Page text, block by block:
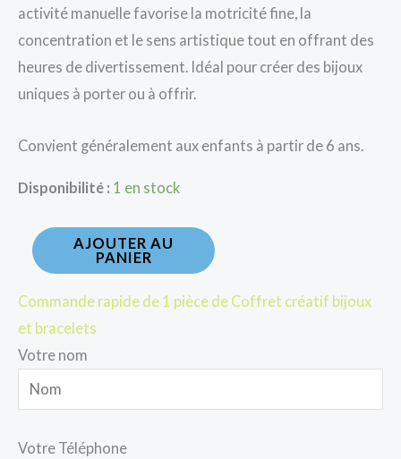
activité manuelle favorise la motricité fine, la
concentration et le sens artistique tout en offrant des
heures de divertissement. Idéal pour créer des bijoux
uniques à porter ou à offrir.
Convient généralement aux enfants à partir de 6 ans.
Disponibilité : 1 en stock
AJOUTER AU
PANIER
Commande rapide de 1 pièce de Coffret créatif bijoux
et bracelets
Votre nom
Votre Téléphone